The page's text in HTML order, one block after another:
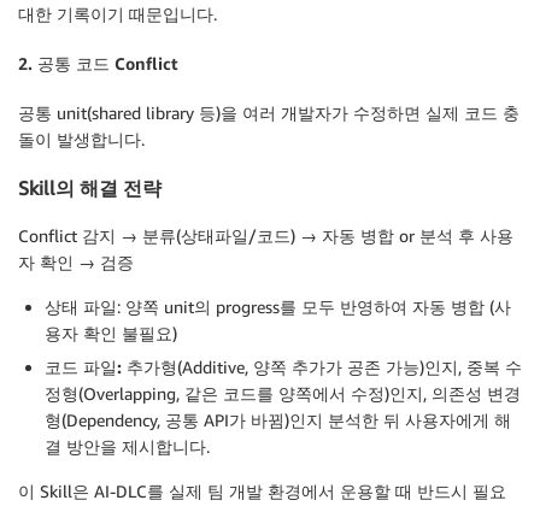
대한 기록이기 때문입니다.
2. 공통 코드 Conflict
공통 unit(shared library 등)을 여러 개발자가 수정하면 실제 코드 충
돌이 발생합니다.
Skill의 해결 전략
Conflict 감지 → 분류(상태파일/코드) → 자동 병합 or 분석 후 사용
자 확인 → 검증
상태 파일: 양쪽 unit의 progress를 모두 반영하여 자동 병합 (사
용자 확인 불필요)
코드 파일: 추가형(Additive, 양쪽 추가가 공존 가능)인지, 중복 수
정형(Overlapping, 같은 코드를 양쪽에서 수정)인지, 의존성 변경
형(Dependency, 공통 API가 바뀜)인지 분석한 뒤 사용자에게 해
결 방안을 제시합니다.
이 Skill은 AI-DLC를 실제 팀 개발 환경에서 운용할 때 반드시 필요